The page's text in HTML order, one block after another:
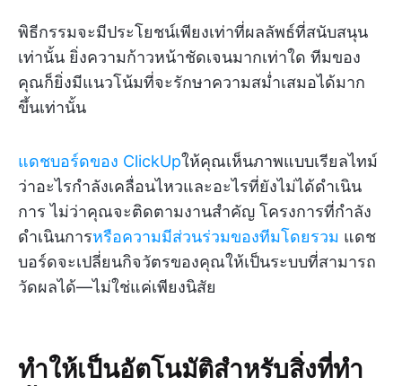
พิธีกรรมจะมีประโยชน์เพียงเท่าที่ผลลัพธ์ที่สนับสนุน
เท่านั้น ยิ่งความก้าวหน้าชัดเจนมากเท่าใด ทีมของ
คุณก็ยิ่งมีแนวโน้มที่จะรักษาความสม่ำเสมอได้มาก
ขึ้นเท่านั้น
แดชบอร์ดของ ClickUpให้คุณเห็นภาพแบบเรียลไทม์
ว่าอะไรกำลังเคลื่อนไหวและอะไรที่ยังไม่ได้ดำเนิน
การ ไม่ว่าคุณจะติดตามงานสำคัญ โครงการที่กำลัง
ดำเนินการหรือความมีส่วนร่วมของทีมโดยรวม แดช
บอร์ดจะเปลี่ยนกิจวัตรของคุณให้เป็นระบบที่สามารถ
วัดผลได้—ไม่ใช่แค่เพียงนิสัย
ทำให้เป็นอัตโนมัติสำหรับสิ่งที่ทำ